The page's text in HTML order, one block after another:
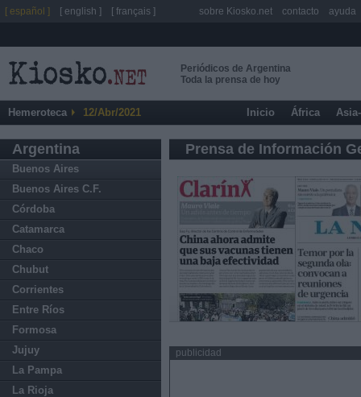
Periódicos de Argentina
Toda la prensa de hoy
Hemeroteca 12/Abr/2021 Inicio África
Argentina
Buenos Aires
Buenos Aires C.F.
Córdoba
Catamarca
Chaco
Chubut
Corrientes
Entre Ríos
Formosa
Jujuy
La Pampa
La Rioja
Prensa de Información
publicidad
[ español ] [ english ] [ français ] sobre Kiosko.net contacto ayuda